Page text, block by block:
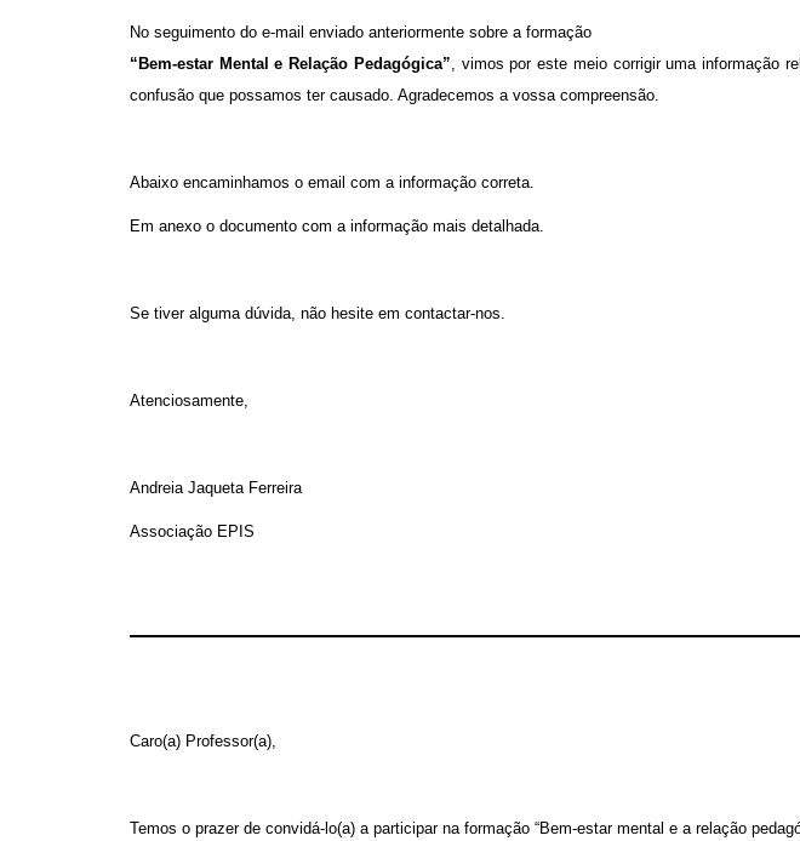
No seguimento do e-mail enviado anteriormente sobre a formação
“Bem-estar Mental e Relação Pedagógica”, vimos por este meio corrigir uma informação
confusão que possamos ter causado. Agradecemos a vossa compreensão.
Abaixo encaminhamos o email com a informação correta.
Em anexo o documento com a informação mais detalhada.
Se tiver alguma dúvida, não hesite em contactar-nos.
Atenciosamente,
Andreia Jaqueta Ferreira
Associação EPIS
Caro(a) Professor(a),
Temos o prazer de convidá-lo(a) a participar na formação “Bem-estar mental e a relação